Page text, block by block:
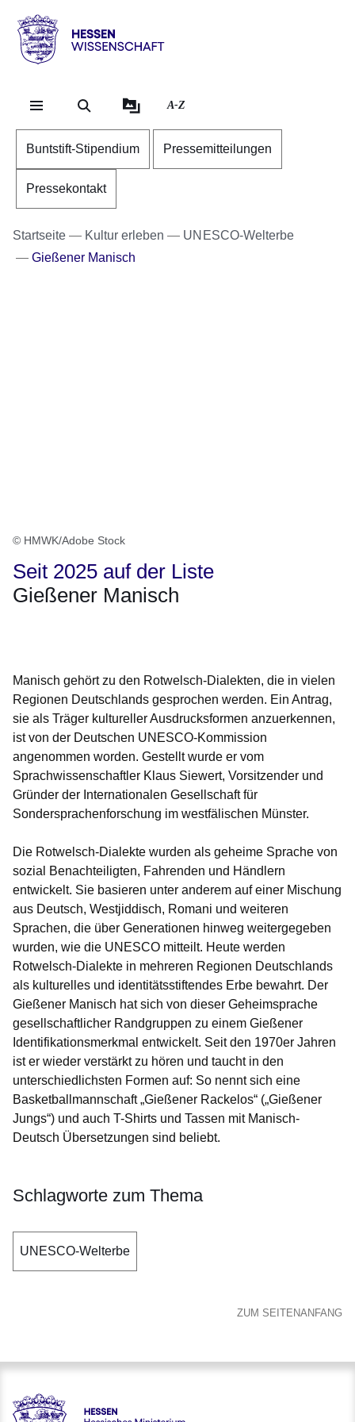
Hessen
Wissenschaft
A-Z
Buntstift-Stipendium Pressemitteilungen
Pressekontakt
Startseite Kultur erleben
UNESCO-Welterbe
Gießener Manisch
© HMWK/Adobe Stock
Seit 2025 auf der Liste
Gießener Manisch
Manisch gehört zu den Rotwelsch-Dialekten, die in vielen
Regionen Deutschlands gesprochen werden. Ein Antrag,
sie als Träger kultureller Ausdrucksformen anzuerkennen,
ist von der Deutschen UNESCO-Kommission
angenommen worden. Gestellt wurde er vom
Sprachwissenschaftler Klaus Siewert, Vorsitzender und
Gründer der Internationalen Gesellschaft für
Sondersprachenforschung im westfälischen Münster.
Die Rotwelsch-Dialekte wurden als geheime Sprache von
sozial Benachteiligten, Fahrenden und Händlern
entwickelt. Sie basieren unter anderem auf einer Mischung
aus Deutsch, Westjiddisch, Romani und weiteren
Sprachen, die über Generationen hinweg weitergegeben
wurden, wie die UNESCO mitteilt. Heute werden
Rotwelsch-Dialekte in mehreren Regionen Deutschlands
als kulturelles und identitätsstiftendes Erbe bewahrt. Der
Gießener Manisch hat sich von dieser Geheimsprache
gesellschaftlicher Randgruppen zu einem Gießener
Identifikationsmerkmal entwickelt. Seit den 1970er Jahren
ist er wieder verstärkt zu hören und taucht in den
unterschiedlichsten Formen auf: So nennt sich eine
Basketballmannschaft „Gießener Rackelos“ („Gießener
Jungs“) und auch T-Shirts und Tassen mit Manisch-
Deutsch Übersetzungen sind beliebt.
Schlagworte zum Thema
UNESCO-Welterbe
ZUM SEITENANFANG